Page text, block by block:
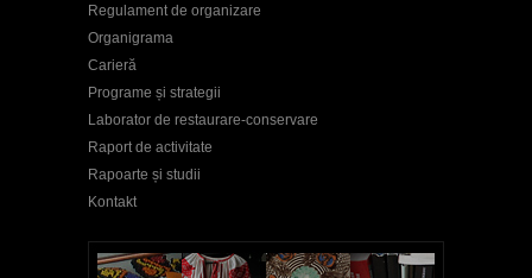
Regulament de organizare
Organigrama
Carieră
Programe și strategii
Laborator de restaurare-conservare
Raport de activitate
Rapoarte și studii
Kontakt